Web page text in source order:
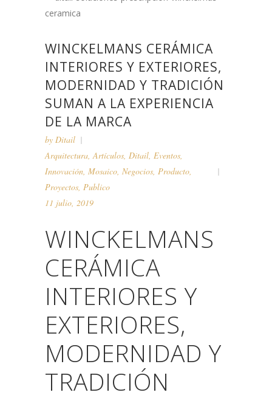
WINCKELMANS CERÁMICA
INTERIORES Y EXTERIORES,
MODERNIDAD Y TRADICIÓN
SUMAN A LA EXPERIENCIA
DE LA MARCA
by Ditail
Arquitectura,Artículos, Ditail, Eventos,
Innovación, Mosaico, Negocios, Producto,
Proyectos, Publico
11 julio, 2019
WINCKELMANS
CERÁMICA
INTERIORES Y
EXTERIORES,
MODERNIDAD Y
TRADICIÓN